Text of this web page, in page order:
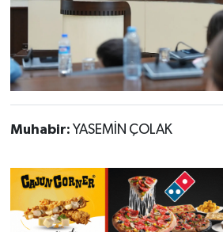
Muhabir: YASEMİN ÇOLAK